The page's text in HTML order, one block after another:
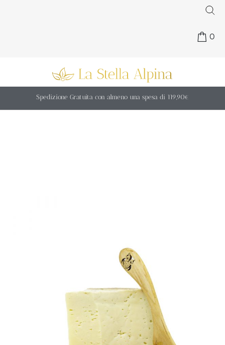
0
Spedizione Gratuita con almeno una spesa di 119,90€